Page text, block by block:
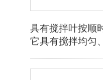
具有搅拌叶按顺
它具有搅拌均匀